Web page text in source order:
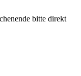
bitte direkt